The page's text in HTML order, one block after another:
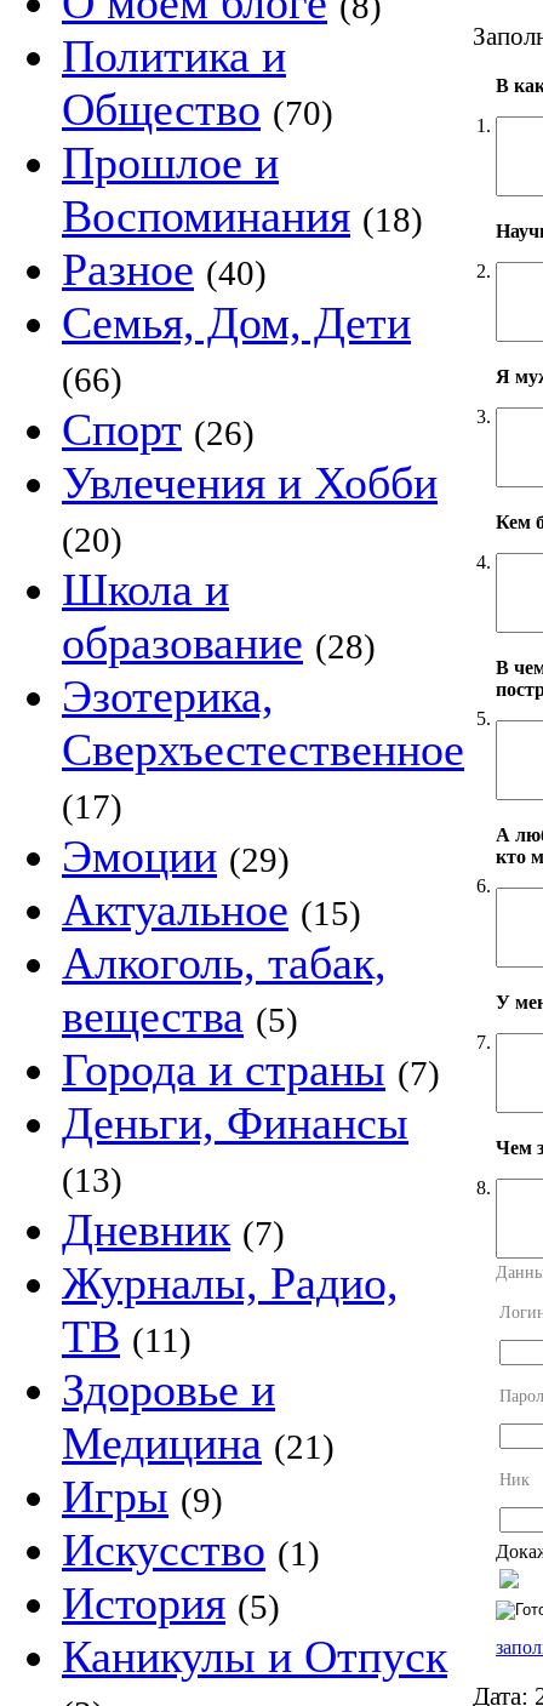
Политика и
Общество (70)
Прошлое и
Воспоминания (18)
Разное (40)
Семья, Дом, Дети
(66)
Спорт (26)
Увлечения и Хобби
(20)
Школа и
образование (28)
Эзотерика,
Сверхъестественное
(17)
Эмоции (29)
Актуальное (15)
Алкоголь, табак,
вещества (5)
Города и страны (7)
Деньги, Финансы
(13)
Дневник (7)
Журналы, Радио,
ТВ (11)
Здоровье и
Медицина (21)
Игры (9)
Искусство (1)
История (5)
Каникулы и Отпуск
1.
В
2.
3.
Я
4.
Кем
5.
В
6.
А
кто
7.
У
8.
Чем
Ник
Дата: